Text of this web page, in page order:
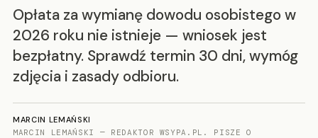
Opłata za wymianę dowodu osobistego w
2026 roku nie istnieje — wniosek jest
bezpłatny. Sprawdź termin 30 dni, wymóg
zdjęcia i zasady odbioru.
MARCIN LEMAŃSKI
MARCIN LEMAŃSKI — REDAKTOR WSYPA.PL. PISZE O